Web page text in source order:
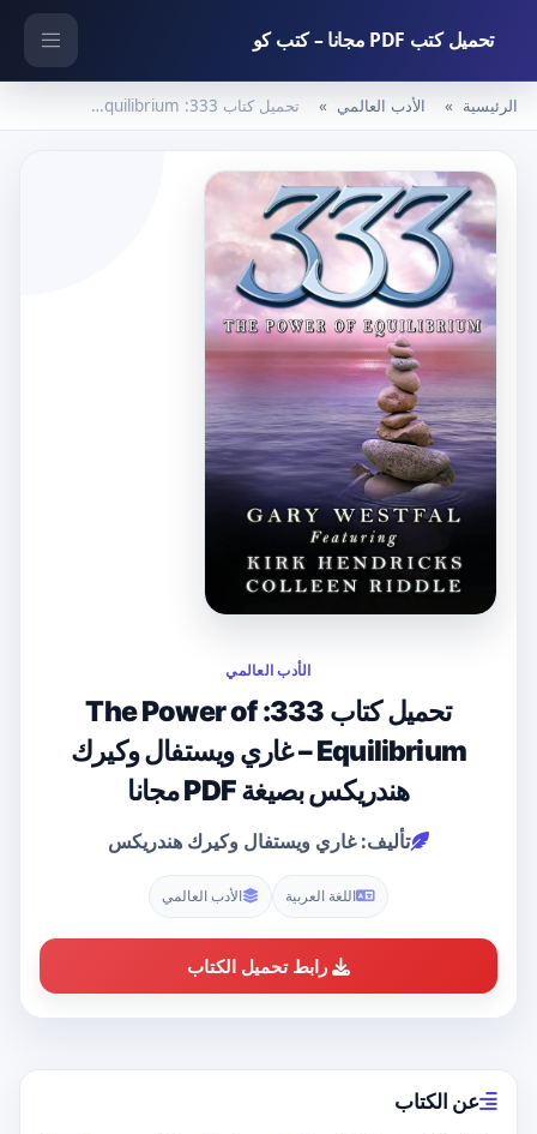
تحميل كتب PDF مجانا – كتب كو
الرئيسية الأدب العالمي تحميل كتاب 333: The Power of Equilibrium – غاري ويستفال وكيرك هندريكس بصيغة PDF مجانا
الأدب العالمي
تحميل كتاب 333: The Power of
Equilibrium – غاري ويستفال وكيرك
هندريكس بصيغة PDF مجانا
تأليف: غاري ويستفال وكيرك هندريكس
اللغة العربية الأدب العالمي
رابط تحميل الكتاب
عن الكتاب